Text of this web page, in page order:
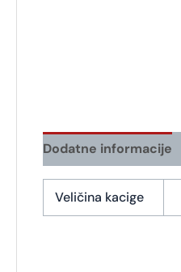
Dodatne informacije
Veličina kacige